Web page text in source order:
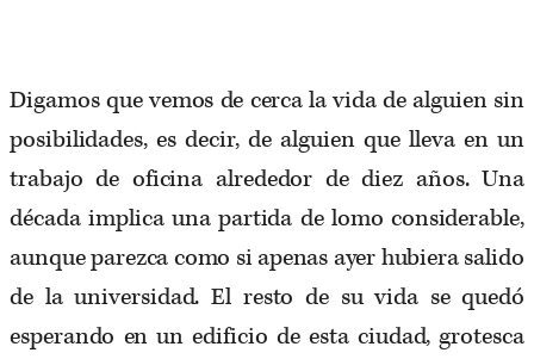
Digamos que vemos de cerca la vida de alguien sin
posibilidades, es decir, de alguien que lleva en un
trabajo de oficina alrededor de diez años. Una
década implica una partida de lomo considerable,
aunque parezca como si apenas ayer hubiera salido
de la universidad. El resto de su vida se quedó
esperando en un edificio de esta ciudad, grotesca